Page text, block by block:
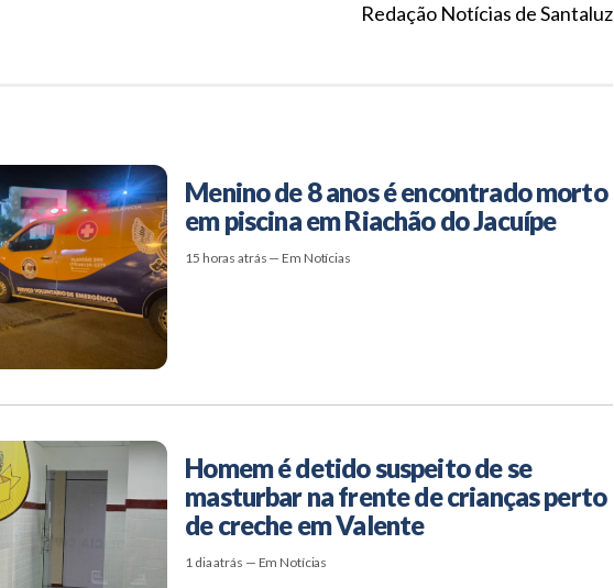
Redação Notícias de Santaluz
Menino de 8 anos é encontrado morto
em piscina em Riachão do Jacuípe
15 horas atrás — Em Notícias
Homem é detido suspeito de se
masturbar na frente de crianças perto
de creche em Valente
1 dia atrás — Em Notícias